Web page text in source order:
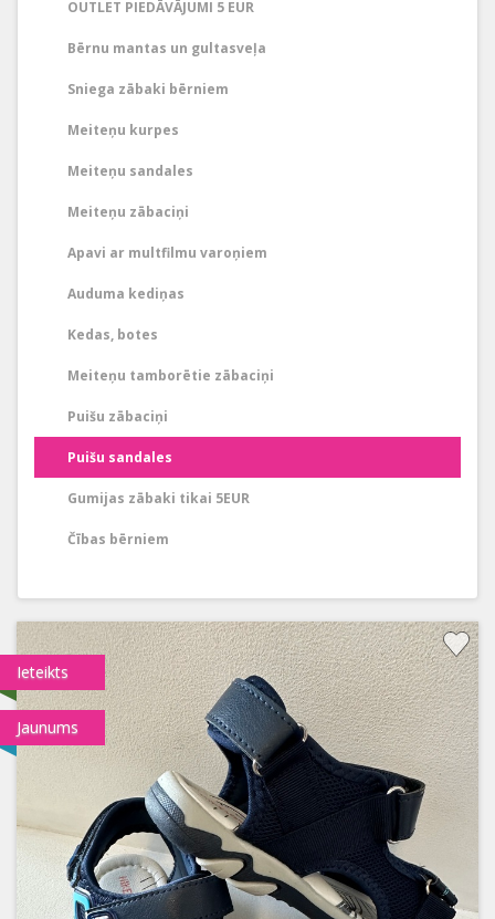
OUTLET PIEDĀVĀJUMI 5 EUR
Bērnu mantas un gultasveļa
Sniega zābaki bērniem
Meiteņu kurpes
Meiteņu sandales
Meiteņu zābaciņi
Apavi ar multfilmu varoņiem
Auduma kediņas
Kedas, botes
Meiteņu tamborētie zābaciņi
Puišu zābaciņi
Puišu sandales
Gumijas zābaki tikai 5EUR
Čības bērniem
Ieteikts
Jaunums